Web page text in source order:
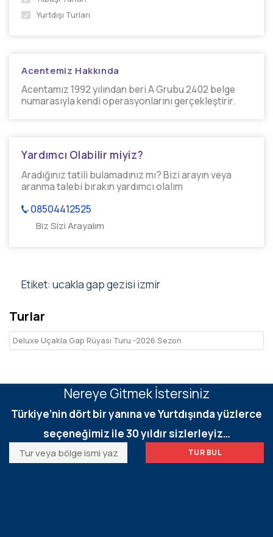
Yurtdışı Turları
Acentemiz Hakkında
Acentamız 1992 yılından beri A Grubu 2402 belge
numarasıyla kendi operasyonlarını gerçekleştirir.
Yardımcı Olabilir miyiz?
Aradığınız tatili bulamadınız mı? Bizi arayın veya
aranma talebi bırakın yardımcı olalım
08504412525
Biz Sizi Arayalım
Etiket: ucakla gap gezisi izmir
Turlar
Deluxe Uçakla Gap Rüyası Turu -2026 Sezon
Nereye Gitmek İstersiniz
Türkiye’nin dört bir yanına ve Yurtdışında yüzlerce
seçeneğimiz ile 30 yıldır sizlerleyiz…
TUR BUL